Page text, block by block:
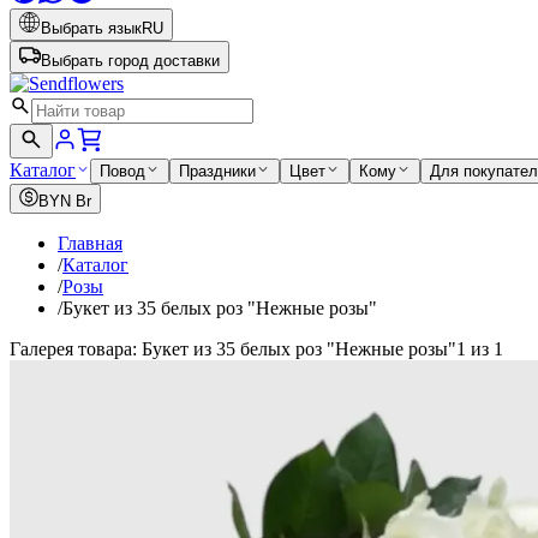
Выбрать языкRU
Выбрать город доставки
Каталог Повод Праздники Цвет Кому
Для
BYN Br
Главная
/Каталог
/Розы
/Букет из 35 белых роз "Нежные розы"
Галерея товара: Букет из 35 белых роз "Нежные розы"1 из 1